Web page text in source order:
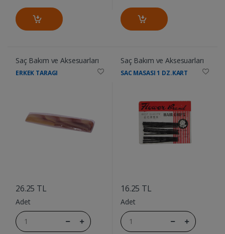
Saç Bakım ve Aksesuarları
ERKEK TARAGI
26.25 TL
Adet
Saç Bakım ve Aksesuarları
SAC MASASI 1 DZ.KART
16.25 TL
Adet